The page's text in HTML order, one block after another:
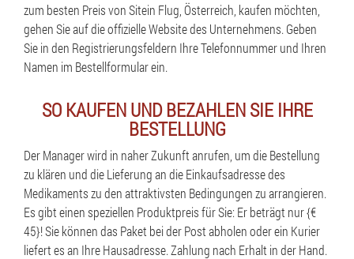
zum besten Preis von Sitein Flug, Österreich, kaufen möchten,
gehen Sie auf die offizielle Website des Unternehmens. Geben
Sie in den Registrierungsfeldern Ihre Telefonnummer und Ihren
Namen im Bestellformular ein.
SO KAUFEN UND BEZAHLEN SIE IHRE
BESTELLUNG
Der Manager wird in naher Zukunft anrufen, um die Bestellung
zu klären und die Lieferung an die Einkaufsadresse des
Medikaments zu den attraktivsten Bedingungen zu arrangieren.
Es gibt einen speziellen Produktpreis für Sie: Er beträgt nur {€
45}! Sie können das Paket bei der Post abholen oder ein Kurier
liefert es an Ihre Hausadresse. Zahlung nach Erhalt in der Hand.